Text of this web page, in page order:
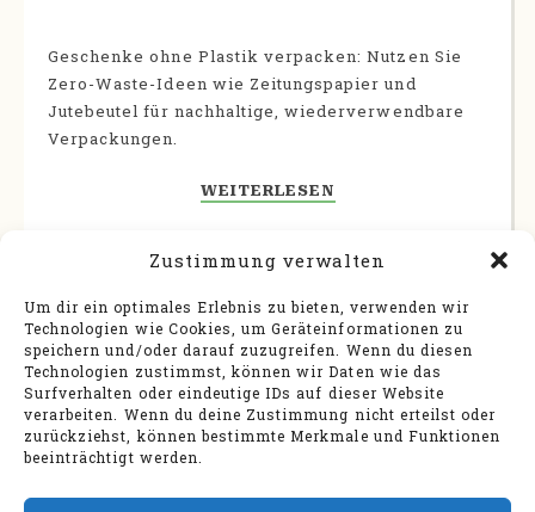
Zustimmung verwalten
Um dir ein optimales Erlebnis zu bieten, verwenden wir
Technologien wie Cookies, um Geräteinformationen zu
speichern und/oder darauf zuzugreifen. Wenn du diesen
Technologien zustimmst, können wir Daten wie das
Surfverhalten oder eindeutige IDs auf dieser Website
verarbeiten. Wenn du deine Zustimmung nicht erteilst oder
zurückziehst, können bestimmte Merkmale und Funktionen
beeinträchtigt werden.
Geschenke ohne Plastik verpacken: Nutzen Sie
Zero-Waste-Ideen wie Zeitungspapier und
Jutebeutel für nachhaltige, wiederverwendbare
Verpackungen.
WEITERLESEN